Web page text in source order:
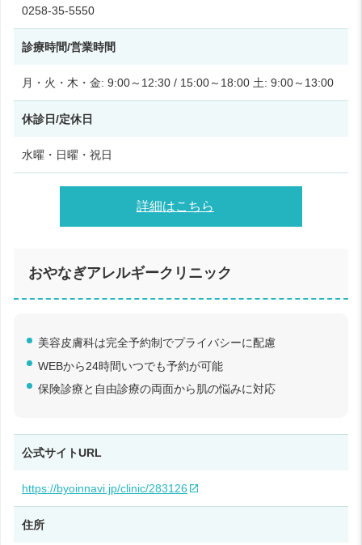
0258-35-5550
診療時間/営業時間
月・火・木・金: 9:00～12:30 / 15:00～18:00 土: 9:00～13:00
休診日/定休日
水曜・日曜・祝日
詳細はこちら
おやなぎアレルギークリニック
美容皮膚科は完全予約制でプライバシーに配慮
WEBから24時間いつでも予約が可能
保険診療と自由診療の両面から肌の悩みに対応
公式サイトURL
https://byoinnavi.jp/clinic/283126
住所